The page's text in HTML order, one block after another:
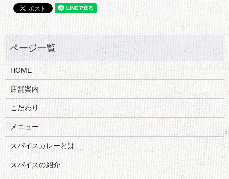
HOME
店舗案内
こだわり
メニュー
スパイスカレーとは
スパイスの紹介